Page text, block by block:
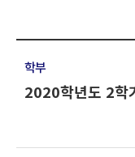
학부
2020학년도 2학